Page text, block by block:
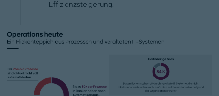
Effizienzsteigerung.